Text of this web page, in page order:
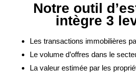
Notre outil
intègre 3
Les transactions immobilières
Le volume d’offres dans le
La valeur estimée par les